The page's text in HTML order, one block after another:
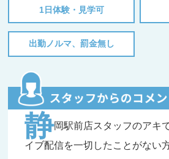
1日体験・見学可
出勤ノルマ、罰金無し
静岡駅前店スタッフのアキ
イブ配信を一切したことがない